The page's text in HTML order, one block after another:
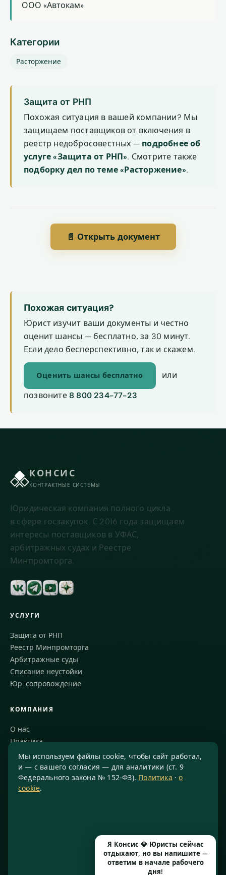
ООО «Автокам»
Категории
Расторжение
Защита от РНП
Похожая ситуация в вашей компании? Мы
защищаем поставщиков от включения в
реестр недобросовестных — подробнее об
услуге «Защита от РНП». Смотрите также
подборку дел по теме «Расторжение».
📄 Открыть документ
Похожая ситуация?
Юрист изучит ваши документы и честно
оценит шансы — бесплатно, за 30 минут.
Если дело бесперспективно, так и скажем.
Оценить шансы бесплатно или
позвоните 8 800 234-77-23
КОНСИС
КОНТРАКТНЫЕ СИСТЕМЫ
Юридическая компания полного цикла
в сфере госзакупок. С 2016 года защищаем
интересы поставщиков в УФАС,
арбитражных судах и Реестре
Минпромторга.
УСЛУГИ
Защита от РНП
Реестр Минпромторга
Арбитражные суды
Списание неустойки
Юр. сопровождение
КОМПАНИЯ
О нас
Практика
Блог
Команда
Благодарности
Москва, Варшавское шоссе, д. 1А, помещение 14/7
Мы используем файлы cookie, чтобы сайт работал,
и — с вашего согласия — для аналитики (ст. 9
Федерального закона № 152-ФЗ). Политика ·о
cookie.
Я Консис 💎 Юристы сейчас
отдыхают, но вы напишите —
ответим в начале рабочего
дня!